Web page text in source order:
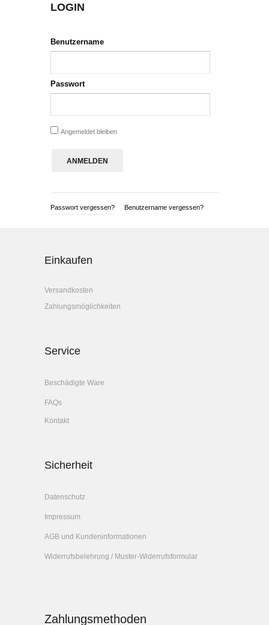
LOGIN
Benutzername
Passwort
Angemeldet bleiben
Passwort vergessen? Benutzername vergessen?
Einkaufen
Versandkosten
Zahlungsmöglichkeiten
Service
Beschädigte Ware
FAQs
Kontakt
Sicherheit
Datenschutz
Impressum
AGB und Kundeninformationen
Widerrufsbelehrung / Muster-Widerrufsformular
Zahlungsmethoden